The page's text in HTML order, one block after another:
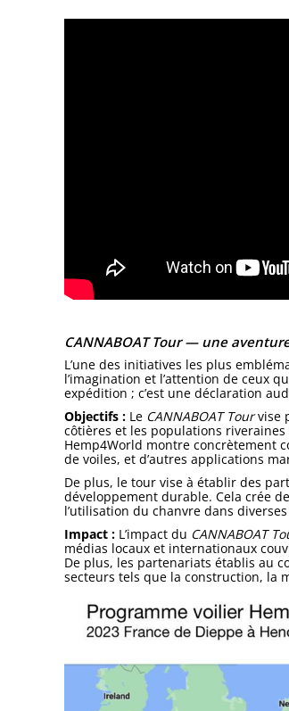
CANNABOAT Tour — une
L’une des initiatives les plus
l’imagination et l’attention de ceux
expédition ; c’est une déclaration
Objectifs : Le CANNABOAT Tourvise
côtières et les populations riveraines
Hemp4World montre concrètement
de voiles, et d’autres applications
De plus, le tour vise à établir des
développement durable. Cela crée
l’utilisation du chanvre dans
Impact : L’impact du CANNABOAT
médias locaux et internationaux
De plus, les partenariats établis au
secteurs tels que la construction, la